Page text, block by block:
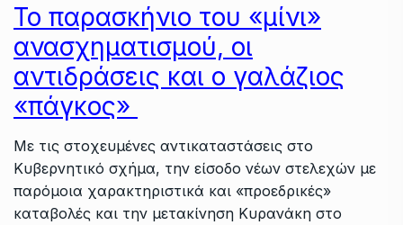
Το παρασκήνιο του «μίνι»
ανασχηματισμού, οι
αντιδράσεις και ο γαλάζιος
«πάγκος»
Με τις στοχευμένες αντικαταστάσεις στο
Κυβερνητικό σχήμα, την είσοδο νέων στελεχών με
παρόμοια χαρακτηριστικά και «προεδρικές»
καταβολές και την μετακίνηση Κυρανάκη στο